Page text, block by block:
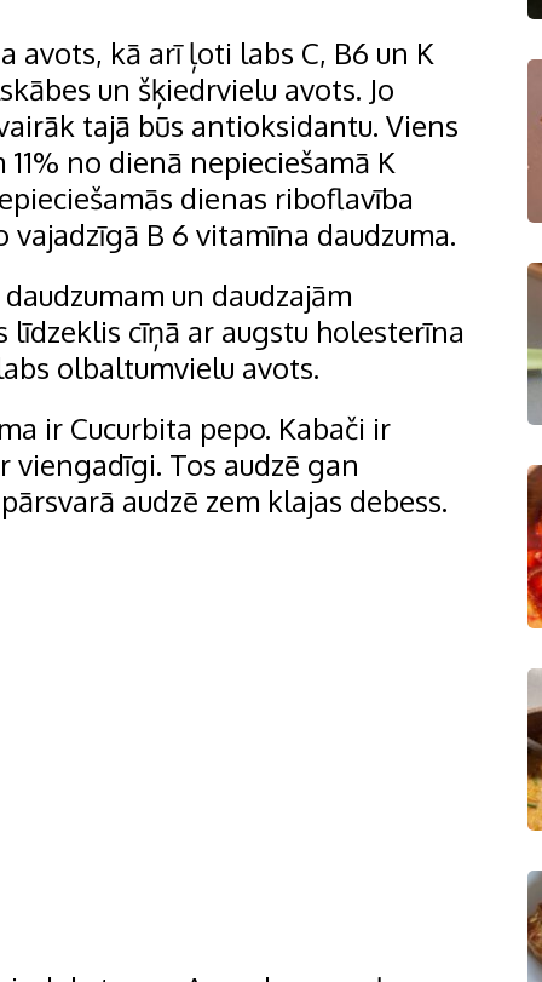
avots, kā arī ļoti labs C, B6 un K
un šķiedrvielu avots. Jo
tajā būs antioksidantu. Viens
no dienā nepieciešamā K
dienas riboflavība
vajadzīgā B 6 vitamīna daudzuma.
un daudzajām
cīņā ar augstu holesterīna
olbaltumvielu avots.
ir Cucurbita pepo. Kabači ir
viengadīgi. Tos audzē gan
audzē zem klajas debess.